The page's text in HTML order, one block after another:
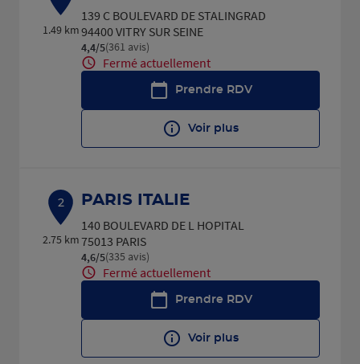
1.49 km
139 C BOULEVARD DE STALINGRAD
94400 VITRY SUR SEINE
4,4/5Note de 4.4 sur 5
(361 avis)
Fermé actuellement
Prendre RDV
Voir plus
2
2.75 km
PARIS ITALIE
140 BOULEVARD DE L HOPITAL
75013 PARIS
4,6/5Note de 4.6 sur 5
(335 avis)
Fermé actuellement
Prendre RDV
Voir plus